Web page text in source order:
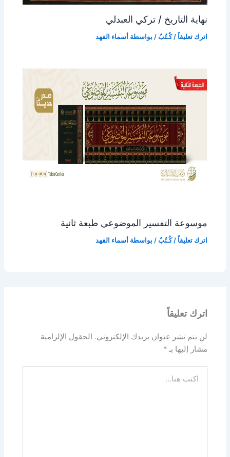
نهاية التاريخ / تركي العبدلي
اترك تعليقاً /كُـتُبٌ / بواسطة أسماء الفهد
موسوعة التفسير الموضوعي طبعة ثانية
اترك تعليقاً /كُـتُبٌ / بواسطة أسماء الفهد
اترك تعليقاً
لن يتم نشر عنوان بريدك الإلكتروني. الحقول الإلزامية
مشار إليها بـ*
هنا...